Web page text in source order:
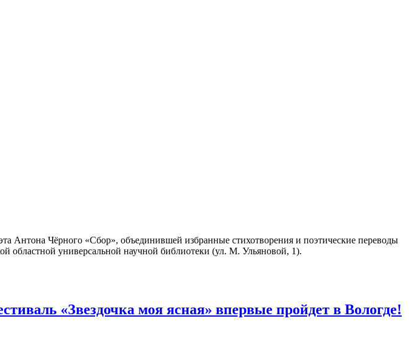
Антона Чёрного «Сбор», объединившей избранные стихотворения и поэтические переводы
областной универсальной научной библиотеки (ул. М. Ульяновой, 1).
«Звездочка моя ясная» впервые пройдет в Вологде!